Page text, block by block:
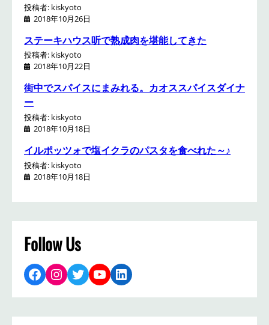
投稿者: kiskyoto
2018年10月26日
ステーキハウス听で熟成肉を堪能してきた
投稿者: kiskyoto
2018年10月22日
街中でスパイスにまみれる。カオススパイスダイナ
ー
投稿者: kiskyoto
2018年10月18日
イルポッツォで塩イクラのパスタを食べれた～♪
投稿者: kiskyoto
2018年10月18日
Follow Us
Facebook Instagram Twitter YouTube LinkedIn